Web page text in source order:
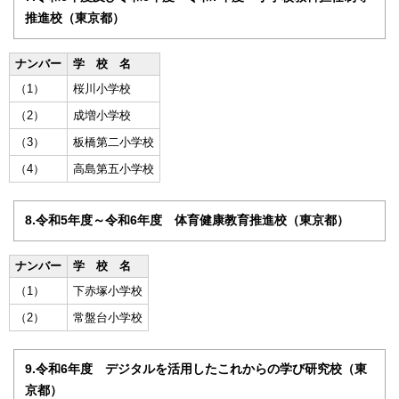
推進校（東京都）
ナンバー
学 校 名
（1）
桜川小学校
（2）
成増小学校
（3）
板橋第二小学校
（4）
高島第五小学校
8.令和5年度～令和6年度 体育健康教育推進校（東京都）
ナンバー
学 校 名
（1）
下赤塚小学校
（2）
常盤台小学校
9.令和6年度 デジタルを活用したこれからの学び研究校（東
京都）